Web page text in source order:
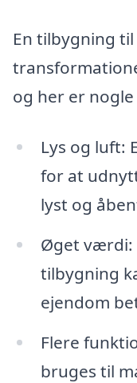
En tilbygning
og her er
Lys og luft:
for at
lyst og
Øget værdi:
tilbygning
ejendom
Flere
bruges til